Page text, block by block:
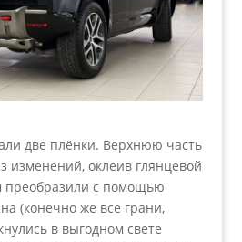
две плёнки. Верхнюю часть
изменений, оклеив глянцевой
преобразили с помощью
(конечно же все грани,
в выгодном свете